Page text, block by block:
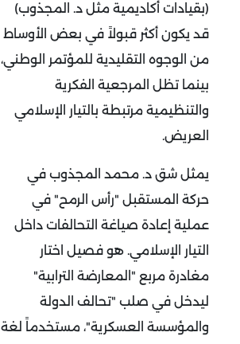
(بقيادات أكاديمية مثل د. المجذوب)
قد يكون أكثر قبولاً في بعض الأوساط
من الوجوه التقليدية للمؤتمر الوطني،
بينما تظل المرجعية الفكرية
والتنظيمية مرتبطة بالتيار الإسلامي
العريض.
يمثل شق د. محمد المجذوب في
حركة المستقبل "رأس الرمح" في
عملية إعادة صياغة التحالفات داخل
التيار الإسلامي. هو فصيل اختار
مغادرة مربع "المعارضة الترابية"
ليدخل في صلب "تحالف الدولة
والمؤسسة العسكرية"، مستخدماً لغة